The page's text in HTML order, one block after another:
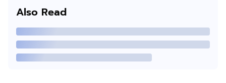
Also Read